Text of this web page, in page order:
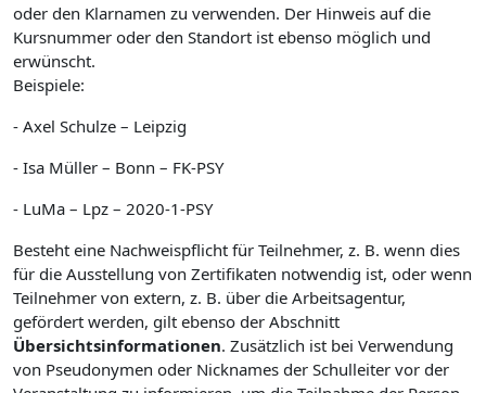
oder den Klarnamen zu verwenden. Der Hinweis auf die
Kursnummer oder den Standort ist ebenso möglich und
erwünscht.
Beispiele:
- Axel Schulze – Leipzig
- Isa Müller – Bonn – FK-PSY
- LuMa – Lpz – 2020-1-PSY
Besteht eine Nachweispflicht für Teilnehmer, z. B. wenn dies
für die Ausstellung von Zertifikaten notwendig ist, oder wenn
Teilnehmer von extern, z. B. über die Arbeitsagentur,
gefördert werden, gilt ebenso der Abschnitt
Übersichtsinformationen. Zusätzlich ist bei Verwendung
von Pseudonymen oder Nicknames der Schulleiter vor der